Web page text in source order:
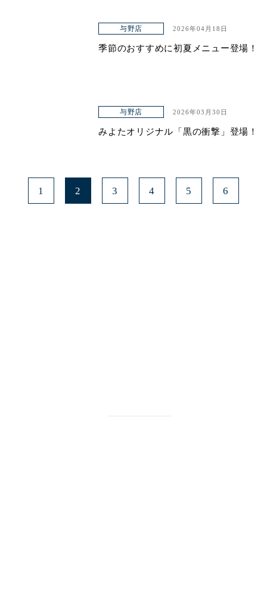
与野店 2026年04月18日
季節のおすすめに初夏メニュー登場！
与野店 2026年03月30日
みよたオリジナル「黒の衝撃」登場！
1 2 3 4 5 6